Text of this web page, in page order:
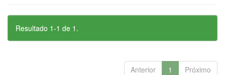
Resultado 1-1 de 1.
Anterior 1 Próximo